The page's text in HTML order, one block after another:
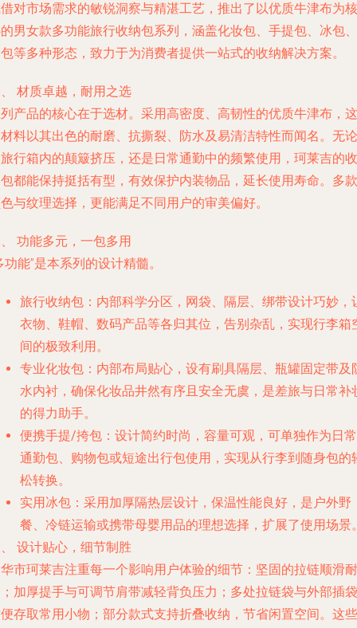
对市场需求的敏锐洞察与精湛工艺，推出了以优质牛津布为核
男女款多功能旅行收纳包系列，涵盖化妆包、手提包、冰包、
等多种形态，致力于为消费者提供一站式的收纳解决方案。
材质卓越，耐用之选
产品的核心在于选材。采用高密度、高韧性的优质牛津布，这
料以其出色的耐磨、抗撕裂、防水及易清洁特性而闻名。无论
行箱内的颠簸挤压，还是日常通勤中的频繁使用，珂莱吉的收
都能保持挺括有型，有效保护内装物品，延长使用寿命。多款
与纹理选择，更能满足不同用户的审美偏好。
功能多元，一包多用
功能”是本系列的设计精髓。
旅行收纳包 ：内部科学分区，网袋、隔层、绑带设计巧妙，
衣物、鞋帽、数码产品等各归其位，告别杂乱，实现行李箱
间的极致利用。
专业化妆包 ：内部布局贴心，设有刷具隔层、瓶罐固定带及
水内衬，确保化妆品井然有序且安全无虞，是差旅与日常补
的得力助手。
便携手提/挎包 ：设计简约时尚，容量可观，可单独作为日常
通勤包、购物包或短途出行包使用，实现从行李到随身包的
松转换。
实用冰包 ：采用加厚隔热层设计，保温性能良好，是户外野
餐、冷链运输或携带母婴用品的理想选择，扩展了使用场景
设计贴心，细节制胜
市珂莱吉注重每一个影响用户体验的细节：坚固的拉链顺滑耐
加厚提手与可调节肩带减轻背负压力；多处拉链袋与外部插袋
存取常用小物；部分款式支持折叠收纳，节省闲置空间。这些